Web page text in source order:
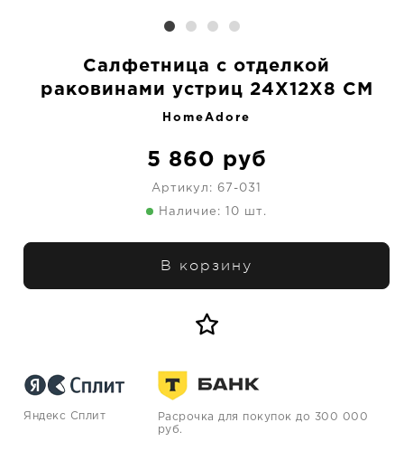
Салфетница с отделкой
раковинами устриц 24X12X8 CM
HomeAdore
5 860 руб
Артикул: 67-031
Наличие: 10 шт.
В корзину
Яндекс Сплит
Расрочка для покупок до 300 000
руб.